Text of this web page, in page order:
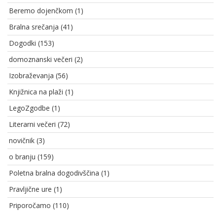
Beremo dojenčkom (1)
Bralna srečanja (41)
Dogodki (153)
domoznanski večeri (2)
Izobraževanja (56)
Knjižnica na plaži (1)
LegoZgodbe (1)
Literarni večeri (72)
novičnik (3)
o branju (159)
Poletna bralna dogodivščina (1)
Pravljične ure (1)
Priporočamo (110)